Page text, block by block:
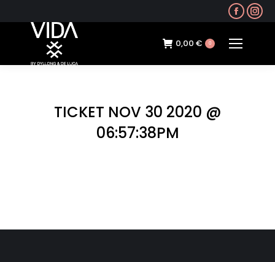
page
opens
0,00 € 0
TICKET NOV 30 2020 @
06:57:38PM